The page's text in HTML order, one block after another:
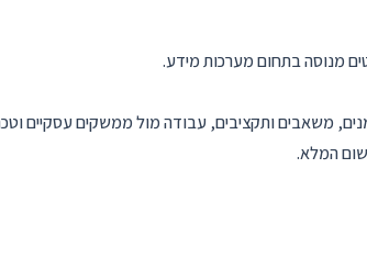
מנוסה בתחום מערכות מידע.
משאבים ותקציבים, עבודה מול ממשקים עסקיים
המלא.